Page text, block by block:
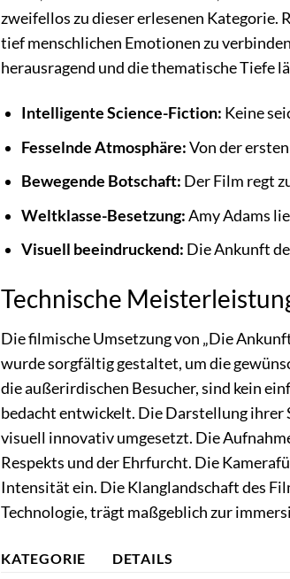
zweifellos zu dieser erlesenen Kategorie.
tief menschlichen Emotionen zu
herausragend und die thematische Tiefe
Intelligente Science-Fiction: Keine
Fesselnde Atmosphäre:Von der
Bewegende Botschaft: Der Film regt
Weltklasse-Besetzung:Amy Adams
Visuell beeindruckend: Die Ankunft
Technische
Die filmische Umsetzung von „Die
wurde sorgfältig gestaltet, um die
die außerirdischen Besucher, sind kein
bedacht entwickelt. Die Darstellung ihrer
visuell innovativ umgesetzt. Die
Respekts und der Ehrfurcht. Die
Intensität ein. Die Klanglandschaft des
Technologie, trägt maßgeblich zur
KATEGORIE
DETAILS